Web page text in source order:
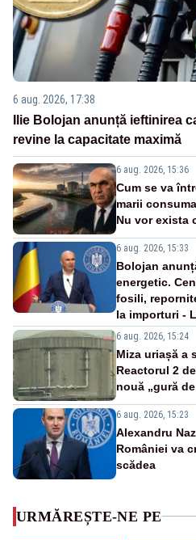
6 aug. 2026, 17:38
Ilie Bolojan anunță ieftinirea
revine la capacitate maximă
6 aug. 2026, 15:36
Cum se va
marii
Nu vor exista
6 aug. 2026, 15:33
Bolojan
energetic.
fosili,
la importuri -
6 aug. 2026, 15:24
Miza uriașă a
Reactorul 2
nouă „gură
6 aug. 2026, 15:23
Alexandru
României va
scădea
URMĂREȘTE-NE PE